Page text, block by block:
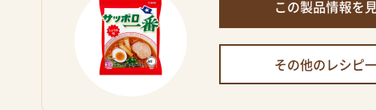
この製品情報を
その他のレシピ